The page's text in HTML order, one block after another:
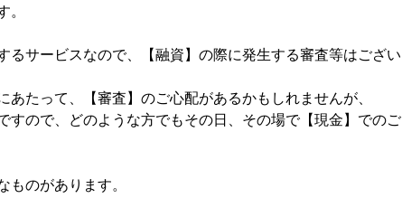
るサービスなので、【融資】の際に発生する審査等はござい
たって、【審査】のご心配があるかもしれませんが、
すので、どのような方でもその日、その場で【現金】でのご
ものがあります。